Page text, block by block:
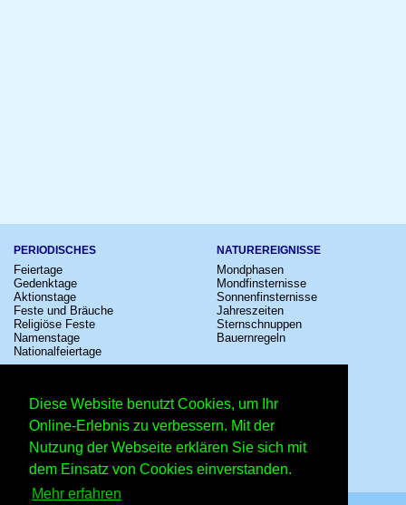
Diese Website benutzt Cookies, um Ihr
Online-Erlebnis zu verbessern. Mit der
Nutzung der Webseite erklären Sie sich mit
dem Einsatz von Cookies einverstanden.
Mehr erfahren
PERIODISCHES
Feiertage
Gedenktage
Aktionstage
Feste und Bräuche
Religiöse Feste
Namenstage
Nationalfeiertage
NATUREREIGNISSE
Mondphasen
Mondfinsternisse
Sonnenfinsternisse
Jahreszeiten
Sternschnuppen
Bauernregeln
Konzerte
Kinostarts
Festivals
Fußball
Comedy
Shows
Zeitumstellung
Sternzeichen
Schalttage
Messen
Erinnerungen
Volksfeste